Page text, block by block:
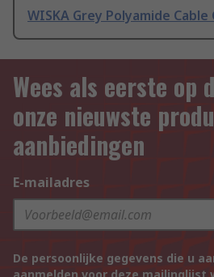
WISKA Grey Polyamide Cable
Wees als eerste op
onze nieuwste
aanbiedingen
E-mailadres
De persoonlijke gegevens die u